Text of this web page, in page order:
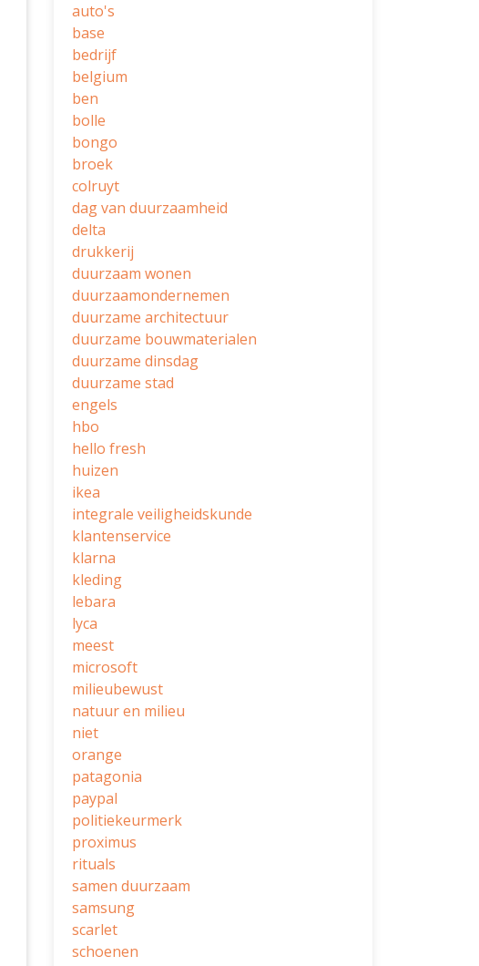
auto's
base
bedrijf
belgium
ben
bolle
bongo
broek
colruyt
dag van duurzaamheid
delta
drukkerij
duurzaam wonen
duurzaamondernemen
duurzame architectuur
duurzame bouwmaterialen
duurzame dinsdag
duurzame stad
engels
hbo
hello fresh
huizen
ikea
integrale veiligheidskunde
klantenservice
klarna
kleding
lebara
lyca
meest
microsoft
milieubewust
natuur en milieu
niet
orange
patagonia
paypal
politiekeurmerk
proximus
rituals
samen duurzaam
samsung
scarlet
schoenen